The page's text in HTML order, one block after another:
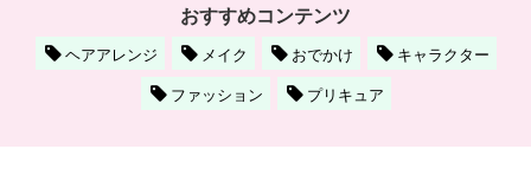
おすすめコンテンツ
ヘアアレンジ メイク おでかけ
キャラクター
ファッション
プリキュア